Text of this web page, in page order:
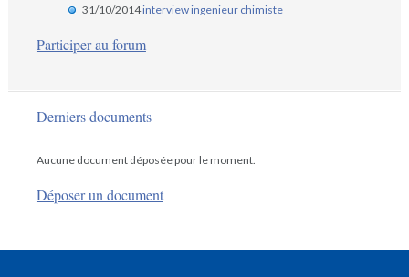
31/10/2014interview ingenieur chimiste
Participer au forum
Derniers documents
Aucune document déposée pour le moment.
Déposer un document